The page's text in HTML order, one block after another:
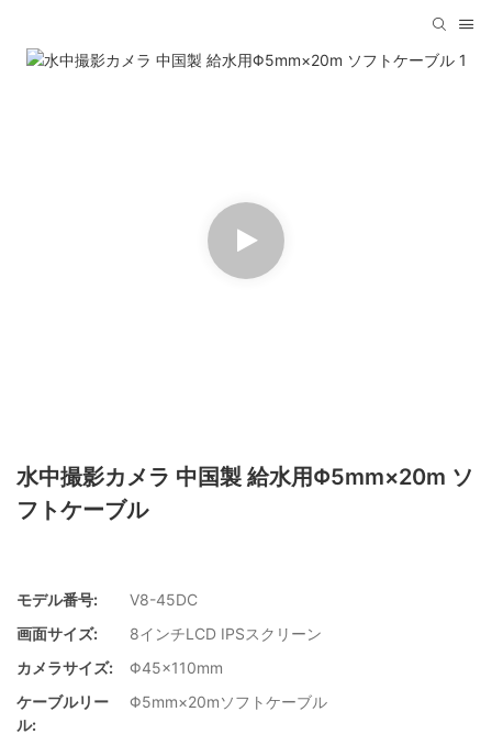
水中撮影カメラ 中国製 給水用Φ5mm×20m ソ
フトケーブル
モデル番号:
V8-45DC
画面サイズ:
8インチLCD IPSスクリーン
カメラサイズ:
Φ45×110mm
ケーブルリー
ル:
Φ5mm×20mソフトケーブル